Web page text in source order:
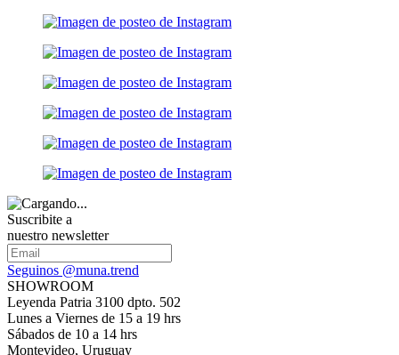
Suscribite a
nuestro newsletter
Seguinos @muna.trend
SHOWROOM
Leyenda Patria 3100 dpto. 502
Lunes a Viernes de 15 a 19 hrs
Sábados de 10 a 14 hrs
Montevideo, Uruguay